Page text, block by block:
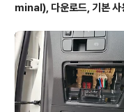
minal), 다운로드, 기본 사